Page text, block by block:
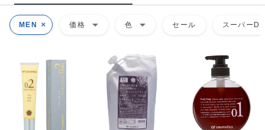
MEN 価格 arrow_drop_down 色 arrow_drop_down セール スーパー